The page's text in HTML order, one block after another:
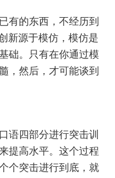
有的东西，不经历到
新源于模仿，模仿是
础。只有在你通过模
，然后，才可能谈到
语四部分进行突击训
提高水平。这个过程
个突击进行到底，就